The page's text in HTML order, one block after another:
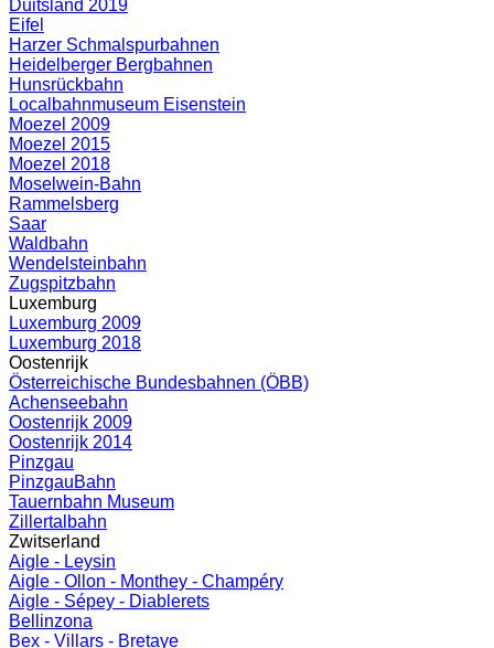
Duitsland 2019
Eifel
Harzer Schmalspurbahnen
Heidelberger Bergbahnen
Hunsrückbahn
Localbahnmuseum Eisenstein
Moezel 2009
Moezel 2015
Moezel 2018
Moselwein-Bahn
Rammelsberg
Saar
Waldbahn
Wendelsteinbahn
Zugspitzbahn
Luxemburg
Luxemburg 2009
Luxemburg 2018
Oostenrijk
Österreichische Bundesbahnen (ÖBB)
Achenseebahn
Oostenrijk 2009
Oostenrijk 2014
Pinzgau
PinzgauBahn
Tauernbahn Museum
Zillertalbahn
Zwitserland
Aigle - Leysin
Aigle - Ollon - Monthey - Champéry
Aigle - Sépey - Diablerets
Bellinzona
Bex - Villars - Bretaye